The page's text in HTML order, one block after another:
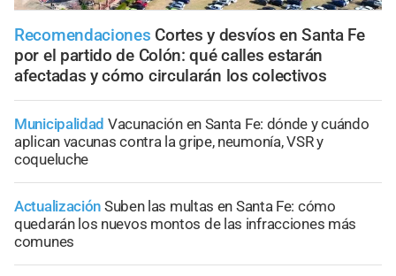
Recomendaciones Cortes y desvíos en Santa Fe
por el partido de Colón: qué calles estarán
afectadas y cómo circularán los colectivos
Municipalidad Vacunación en Santa Fe: dónde y cuándo
aplican vacunas contra la gripe, neumonía, VSR y
coqueluche
Actualización Suben las multas en Santa Fe: cómo
quedarán los nuevos montos de las infracciones más
comunes